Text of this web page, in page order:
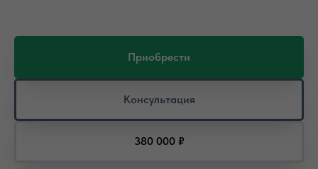
Приобрести
Консультация
380 000 ₽